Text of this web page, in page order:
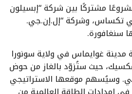
مشتركًا بين شركة “إبسيلون
تكساس، وشركة “إل.إن.جي.
سنغافورة.
مدينة غوايماس في ولاية سونورا
حيث ستُزوّد بالغاز من حوض
وسيُسهم موقعها الاستراتيجي